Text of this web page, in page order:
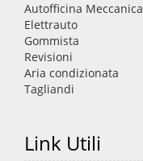
Autofficina Meccanica
Elettrauto
Gommista
Revisioni
Aria condizionata
Tagliandi
Link Utili